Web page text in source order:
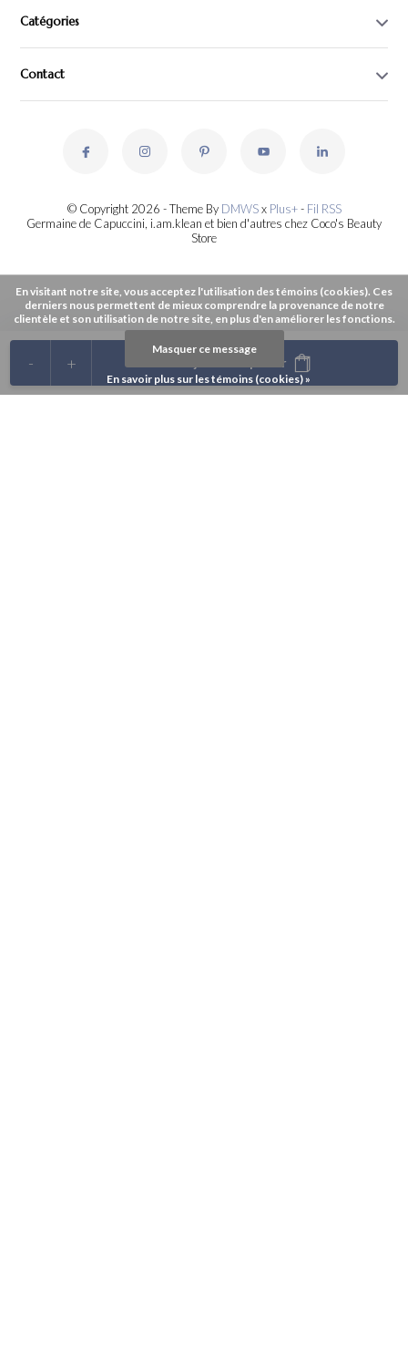
+
- Ajouter au panier
Catégories
Contact
© Copyright 2026 - Theme By DMWSx Plus+- Fil RSS
Germaine de Capuccini, i.am.klean et bien d'autres chez Coco's Beauty
Store
En visitant notre site, vous acceptez l'utilisation des témoins (cookies). Ces
derniers nous permettent de mieux comprendre la provenance de notre
clientèle et son utilisation de notre site, en plus d'en améliorer les fonctions.
Masquer ce message
En savoir plus sur les témoins (cookies) »